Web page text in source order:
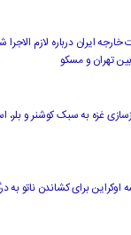
خارجه ایران درباره لازم‌
تهران و مسکو
غزه به سبک کوشنر و
برای کشاندن ناتو به